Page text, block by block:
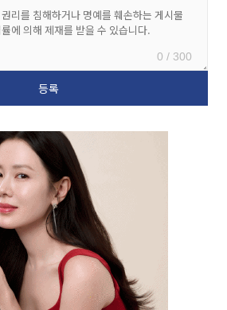
0 / 300